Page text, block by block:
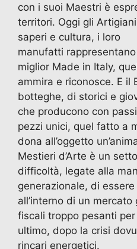
con i suoi Maestri è
territori. Oggi gli
saperi e cultura, i loro
manufatti
miglior Made in Italy,
ammira e riconosce. E il
botteghe, di storici e
che producono con
pezzi unici, quel fatto a
dona all’oggetto
Mestieri d’Arte è un
difficoltà, legate alla
generazionale, di
all’interno di un
fiscali troppo pesanti
ultimo, dopo la crisi
rincari energetici.